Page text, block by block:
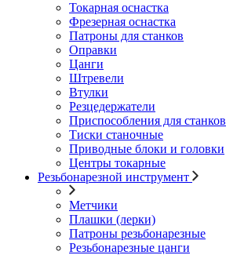
Токарная оснастка
Фрезерная оснастка
Патроны для станков
Оправки
Цанги
Штревели
Втулки
Резцедержатели
Приспособления для станков
Тиски станочные
Приводные блоки и головки
Центры токарные
Резьбонарезной инструмент
Метчики
Плашки (лерки)
Патроны резьбонарезные
Резьбонарезные цанги